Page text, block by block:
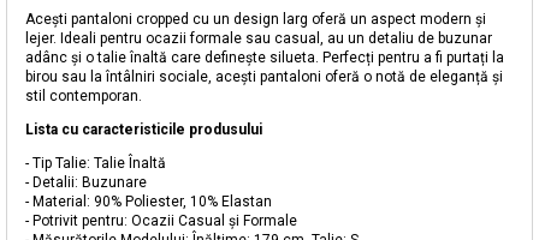
Acești pantaloni cropped cu un design larg oferă un aspect modern și
lejer. Ideali pentru ocazii formale sau casual, au un detaliu de buzunar
adânc și o talie înaltă care definește silueta. Perfecți pentru a fi purtați la
birou sau la întâlniri sociale, acești pantaloni oferă o notă de eleganță și
stil contemporan.
Lista cu caracteristicile produsului
- Tip Talie: Talie Înaltă
- Detalii: Buzunare
- Material: 90% Poliester, 10% Elastan
- Potrivit pentru: Ocazii Casual și Formale
Magazinele noastre
Puteți ajunge la magazinul KOTON pe care îl căutați
selectând informațiile despre țară și oraș.
Adăugat în coș
Pantaloni Cropped cu Buzunare